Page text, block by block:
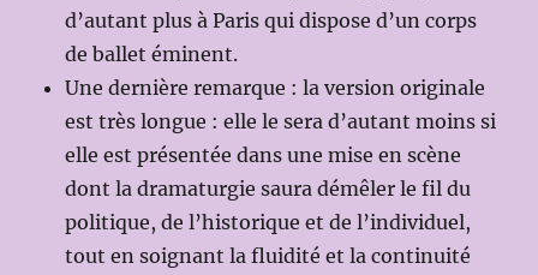
d’autant plus à Paris qui dispose d’un corps
de ballet éminent.
Une dernière remarque : la version originale
est très longue : elle le sera d’autant moins si
elle est présentée dans une mise en scène
dont la dramaturgie saura démêler le fil du
politique, de l’historique et de l’individuel,
tout en soignant la fluidité et la continuité